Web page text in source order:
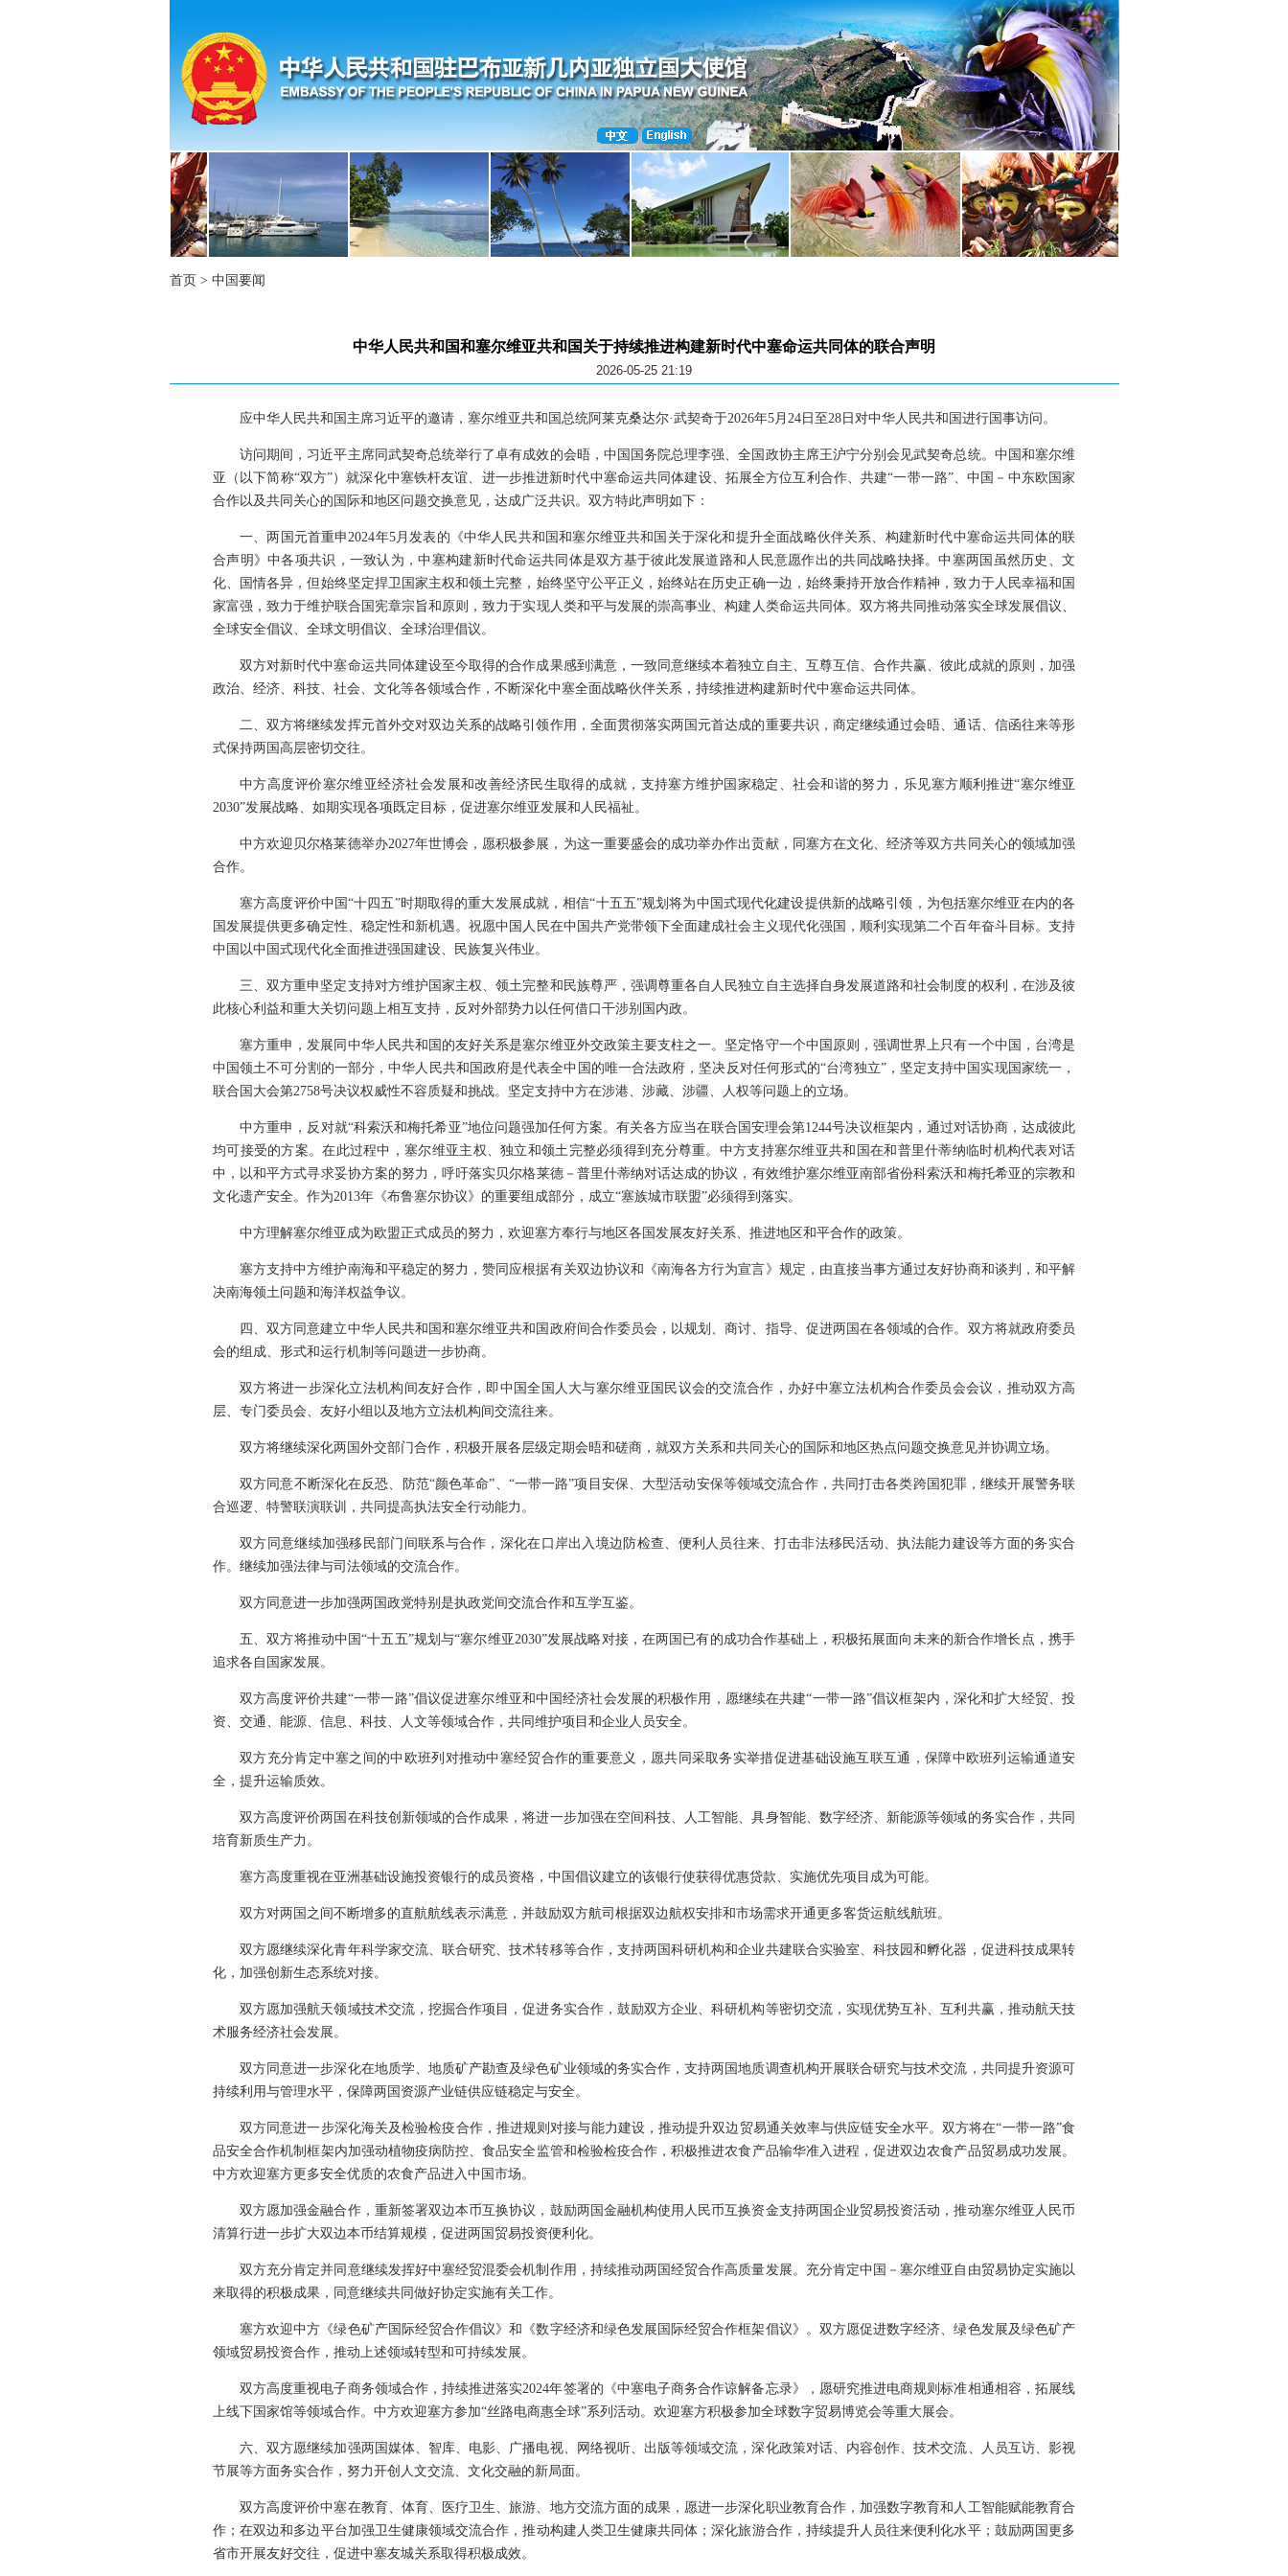
首页 > 中国要闻
中华人民共和国和塞尔维亚共和国关于持续推进构建新时代中塞命运共同体的联合声明
2026-05-25 21:19
应中华人民共和国主席习近平的邀请，塞尔维亚共和国总统阿莱克桑达尔·武契奇于2026年5月24日至28日对中华人民共和国进行国事访问。
访问期间，习近平主席同武契奇总统举行了卓有成效的会晤，中国国务院总理李强、全国政协主席王沪宁分别会见武契奇总统。中国和塞尔维
亚（以下简称“双方”）就深化中塞铁杆友谊、进一步推进新时代中塞命运共同体建设、拓展全方位互利合作、共建“一带一路”、中国－中东欧国家
合作以及共同关心的国际和地区问题交换意见，达成广泛共识。双方特此声明如下：
一、两国元首重申2024年5月发表的《中华人民共和国和塞尔维亚共和国关于深化和提升全面战略伙伴关系、构建新时代中塞命运共同体的联
合声明》中各项共识，一致认为，中塞构建新时代命运共同体是双方基于彼此发展道路和人民意愿作出的共同战略抉择。中塞两国虽然历史、文
化、国情各异，但始终坚定捍卫国家主权和领土完整，始终坚守公平正义，始终站在历史正确一边，始终秉持开放合作精神，致力于人民幸福和国
家富强，致力于维护联合国宪章宗旨和原则，致力于实现人类和平与发展的崇高事业、构建人类命运共同体。双方将共同推动落实全球发展倡议、
全球安全倡议、全球文明倡议、全球治理倡议。
双方对新时代中塞命运共同体建设至今取得的合作成果感到满意，一致同意继续本着独立自主、互尊互信、合作共赢、彼此成就的原则，加强
政治、经济、科技、社会、文化等各领域合作，不断深化中塞全面战略伙伴关系，持续推进构建新时代中塞命运共同体。
二、双方将继续发挥元首外交对双边关系的战略引领作用，全面贯彻落实两国元首达成的重要共识，商定继续通过会晤、通话、信函往来等形
式保持两国高层密切交往。
中方高度评价塞尔维亚经济社会发展和改善经济民生取得的成就，支持塞方维护国家稳定、社会和谐的努力，乐见塞方顺利推进“塞尔维亚
2030”发展战略、如期实现各项既定目标，促进塞尔维亚发展和人民福祉。
中方欢迎贝尔格莱德举办2027年世博会，愿积极参展，为这一重要盛会的成功举办作出贡献，同塞方在文化、经济等双方共同关心的领域加强
合作。
塞方高度评价中国“十四五”时期取得的重大发展成就，相信“十五五”规划将为中国式现代化建设提供新的战略引领，为包括塞尔维亚在内的各
国发展提供更多确定性、稳定性和新机遇。祝愿中国人民在中国共产党带领下全面建成社会主义现代化强国，顺利实现第二个百年奋斗目标。支持
中国以中国式现代化全面推进强国建设、民族复兴伟业。
三、双方重申坚定支持对方维护国家主权、领土完整和民族尊严，强调尊重各自人民独立自主选择自身发展道路和社会制度的权利，在涉及彼
此核心利益和重大关切问题上相互支持，反对外部势力以任何借口干涉别国内政。
塞方重申，发展同中华人民共和国的友好关系是塞尔维亚外交政策主要支柱之一。坚定恪守一个中国原则，强调世界上只有一个中国，台湾是
中国领土不可分割的一部分，中华人民共和国政府是代表全中国的唯一合法政府，坚决反对任何形式的“台湾独立”，坚定支持中国实现国家统一，
联合国大会第2758号决议权威性不容质疑和挑战。坚定支持中方在涉港、涉藏、涉疆、人权等问题上的立场。
中方重申，反对就“科索沃和梅托希亚”地位问题强加任何方案。有关各方应当在联合国安理会第1244号决议框架内，通过对话协商，达成彼此
均可接受的方案。在此过程中，塞尔维亚主权、独立和领土完整必须得到充分尊重。中方支持塞尔维亚共和国在和普里什蒂纳临时机构代表对话
中，以和平方式寻求妥协方案的努力，呼吁落实贝尔格莱德－普里什蒂纳对话达成的协议，有效维护塞尔维亚南部省份科索沃和梅托希亚的宗教和
文化遗产安全。作为2013年《布鲁塞尔协议》的重要组成部分，成立“塞族城市联盟”必须得到落实。
中方理解塞尔维亚成为欧盟正式成员的努力，欢迎塞方奉行与地区各国发展友好关系、推进地区和平合作的政策。
塞方支持中方维护南海和平稳定的努力，赞同应根据有关双边协议和《南海各方行为宣言》规定，由直接当事方通过友好协商和谈判，和平解
决南海领土问题和海洋权益争议。
四、双方同意建立中华人民共和国和塞尔维亚共和国政府间合作委员会，以规划、商讨、指导、促进两国在各领域的合作。双方将就政府委员
会的组成、形式和运行机制等问题进一步协商。
双方将进一步深化立法机构间友好合作，即中国全国人大与塞尔维亚国民议会的交流合作，办好中塞立法机构合作委员会会议，推动双方高
层、专门委员会、友好小组以及地方立法机构间交流往来。
双方将继续深化两国外交部门合作，积极开展各层级定期会晤和磋商，就双方关系和共同关心的国际和地区热点问题交换意见并协调立场。
双方同意不断深化在反恐、防范“颜色革命”、“一带一路”项目安保、大型活动安保等领域交流合作，共同打击各类跨国犯罪，继续开展警务联
合巡逻、特警联演联训，共同提高执法安全行动能力。
双方同意继续加强移民部门间联系与合作，深化在口岸出入境边防检查、便利人员往来、打击非法移民活动、执法能力建设等方面的务实合
作。继续加强法律与司法领域的交流合作。
双方同意进一步加强两国政党特别是执政党间交流合作和互学互鉴。
五、双方将推动中国“十五五”规划与“塞尔维亚2030”发展战略对接，在两国已有的成功合作基础上，积极拓展面向未来的新合作增长点，携手
追求各自国家发展。
双方高度评价共建“一带一路”倡议促进塞尔维亚和中国经济社会发展的积极作用，愿继续在共建“一带一路”倡议框架内，深化和扩大经贸、投
资、交通、能源、信息、科技、人文等领域合作，共同维护项目和企业人员安全。
双方充分肯定中塞之间的中欧班列对推动中塞经贸合作的重要意义，愿共同采取务实举措促进基础设施互联互通，保障中欧班列运输通道安
全，提升运输质效。
双方高度评价两国在科技创新领域的合作成果，将进一步加强在空间科技、人工智能、具身智能、数字经济、新能源等领域的务实合作，共同
培育新质生产力。
塞方高度重视在亚洲基础设施投资银行的成员资格，中国倡议建立的该银行使获得优惠贷款、实施优先项目成为可能。
双方对两国之间不断增多的直航航线表示满意，并鼓励双方航司根据双边航权安排和市场需求开通更多客货运航线航班。
双方愿继续深化青年科学家交流、联合研究、技术转移等合作，支持两国科研机构和企业共建联合实验室、科技园和孵化器，促进科技成果转
化，加强创新生态系统对接。
双方愿加强航天领域技术交流，挖掘合作项目，促进务实合作，鼓励双方企业、科研机构等密切交流，实现优势互补、互利共赢，推动航天技
术服务经济社会发展。
双方同意进一步深化在地质学、地质矿产勘查及绿色矿业领域的务实合作，支持两国地质调查机构开展联合研究与技术交流，共同提升资源可
持续利用与管理水平，保障两国资源产业链供应链稳定与安全。
双方同意进一步深化海关及检验检疫合作，推进规则对接与能力建设，推动提升双边贸易通关效率与供应链安全水平。双方将在“一带一路”食
品安全合作机制框架内加强动植物疫病防控、食品安全监管和检验检疫合作，积极推进农食产品输华准入进程，促进双边农食产品贸易成功发展。
中方欢迎塞方更多安全优质的农食产品进入中国市场。
双方愿加强金融合作，重新签署双边本币互换协议，鼓励两国金融机构使用人民币互换资金支持两国企业贸易投资活动，推动塞尔维亚人民币
清算行进一步扩大双边本币结算规模，促进两国贸易投资便利化。
双方充分肯定并同意继续发挥好中塞经贸混委会机制作用，持续推动两国经贸合作高质量发展。充分肯定中国－塞尔维亚自由贸易协定实施以
来取得的积极成果，同意继续共同做好协定实施有关工作。
塞方欢迎中方《绿色矿产国际经贸合作倡议》和《数字经济和绿色发展国际经贸合作框架倡议》。双方愿促进数字经济、绿色发展及绿色矿产
领域贸易投资合作，推动上述领域转型和可持续发展。
双方高度重视电子商务领域合作，持续推进落实2024年签署的《中塞电子商务合作谅解备忘录》，愿研究推进电商规则标准相通相容，拓展线
上线下国家馆等领域合作。中方欢迎塞方参加“丝路电商惠全球”系列活动。欢迎塞方积极参加全球数字贸易博览会等重大展会。
六、双方愿继续加强两国媒体、智库、电影、广播电视、网络视听、出版等领域交流，深化政策对话、内容创作、技术交流、人员互访、影视
节展等方面务实合作，努力开创人文交流、文化交融的新局面。
双方高度评价中塞在教育、体育、医疗卫生、旅游、地方交流方面的成果，愿进一步深化职业教育合作，加强数字教育和人工智能赋能教育合
作；在双边和多边平台加强卫生健康领域交流合作，推动构建人类卫生健康共同体；深化旅游合作，持续提升人员往来便利化水平；鼓励两国更多
省市开展友好交往，促进中塞友城关系取得积极成效。